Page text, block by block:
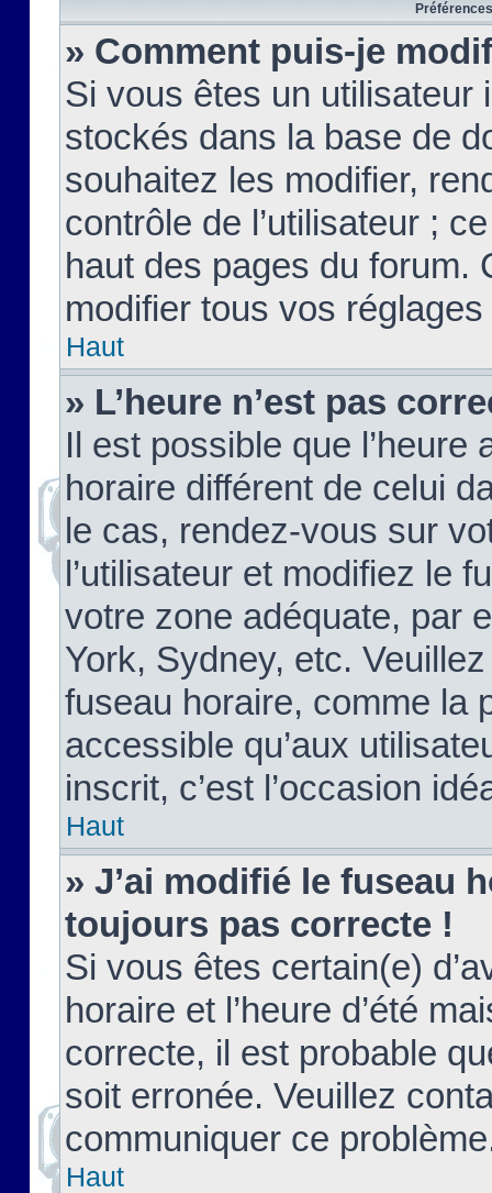
» Comment puis-je
Si vous êtes un
stockés dans la base de
souhaitez les modifier,
contrôle de l’utilisateur ;
haut des pages du forum.
modifier tous vos
Haut
» L’heure n’est pas
Il est possible que
horaire différent de celui
le cas, rendez-vous sur
l’utilisateur et modifiez le
votre zone adéquate, par
York, Sydney, etc.
fuseau horaire, comme la
accessible qu’aux
inscrit, c’est l’occasion
Haut
» J’ai modifié le fuseau
toujours pas correcte !
Si vous êtes certain(e)
horaire et l’heure d’été
correcte, il est probable
soit erronée. Veuillez
communiquer ce
Haut